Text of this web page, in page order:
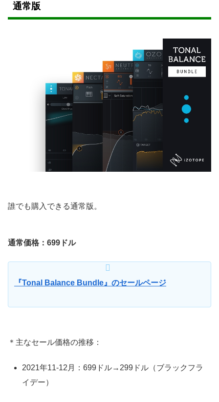
通常版
誰でも購入できる通常版。
通常価格：699ドル
『Tonal Balance Bundle』のセールページ
＊主なセール価格の推移：
2021年11-12月：699ドル→299ドル（ブラックフラ
イデー）